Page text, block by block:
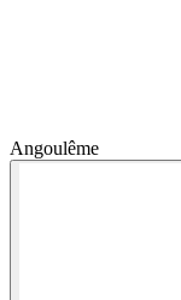
Angoulême